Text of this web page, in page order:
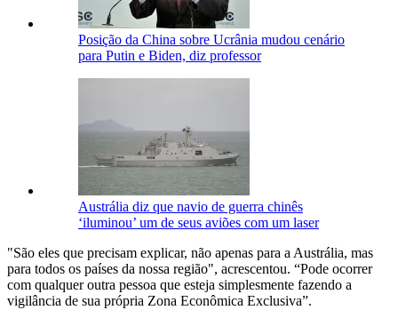
Posição da China sobre Ucrânia mudou cenário
para Putin e Biden, diz professor
Austrália diz que navio de guerra chinês
‘iluminou’ um de seus aviões com um laser
"São eles que precisam explicar, não apenas para a Austrália, mas
para todos os países da nossa região", acrescentou. “Pode ocorrer
com qualquer outra pessoa que esteja simplesmente fazendo a
vigilância de sua própria Zona Econômica Exclusiva”.